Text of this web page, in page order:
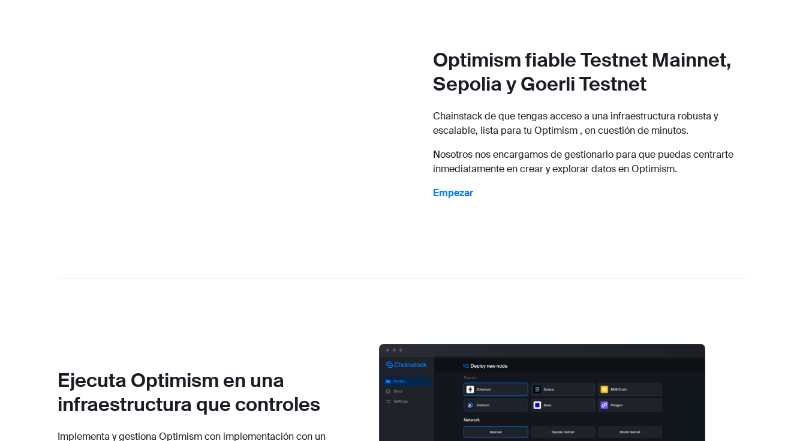
Optimism fiable Testnet Mainnet,
Sepolia y Goerli Testnet
Chainstack de que tengas acceso a una infraestructura robusta y
escalable, lista para tu Optimism , en cuestión de minutos.
Nosotros nos encargamos de gestionarlo para que puedas centrarte
inmediatamente en crear y explorar datos en Optimism.
Empezar
Ejecuta Optimism en una
infraestructura que controles
Implementa y gestiona Optimism con implementación con un